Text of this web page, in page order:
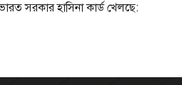
সরকার হাসিনা কার্ড খেলছে: